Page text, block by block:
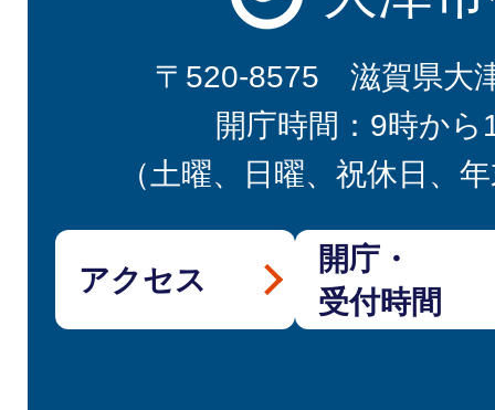
〒520-8575 滋賀県大
開庁時間：9時から
（土曜、日曜、祝休日、
アクセス
開庁・
受付時間